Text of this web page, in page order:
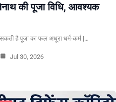
की पूजा विधि, आवश्यक
है पूजा का फल अधूरा धर्म-कर्म |…
Jul 30, 2026